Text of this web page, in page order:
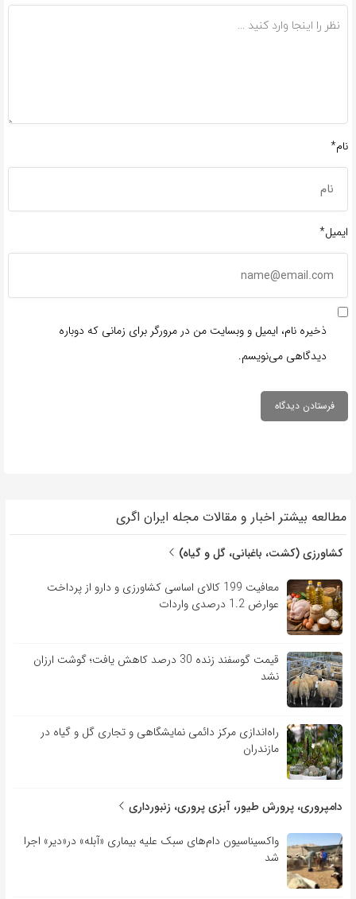
نام*
ایمیل*
ذخیره نام، ایمیل و وبسایت من در مرورگر برای زمانی که دوباره
دیدگاهی می‌نویسم.
مطالعه بیشتر اخبار و مقالات مجله ایران اگری
کشاورزی (کشت، باغبانی، گل و گیاه)
معافیت 199 کالای اساسی کشاورزی و دارو از پرداخت
عوارض 1.2 درصدی واردات
قیمت گوسفند زنده 30 درصد کاهش یافت؛ گوشت ارزان
نشد
راه‌اندازی مرکز دائمی نمایشگاهی و تجاری گل و گیاه در
مازندران
دامپروری، پرورش طیور، آبزی پروری، زنبورداری
واکسیناسیون دام‌های سبک علیه بیماری «آبله» در«دیر» اجرا
شد